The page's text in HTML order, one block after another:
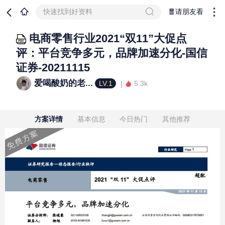
快速找到好资料 🧧请朋友看
电商零售行业2021“双11”大促点
评：平台竞争多元，品牌加速分化-国信
证券-20211115
爱喝酸奶的老... LV.1 5.3k
方案详情 基本信息 今日热门 其他推荐